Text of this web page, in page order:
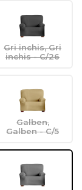
Gri inchis, Gri
inchis - C/26
Galben,
Galben - C/5